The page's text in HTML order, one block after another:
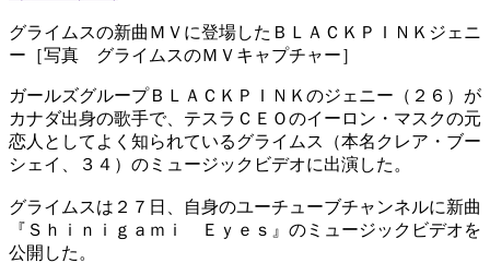
グライムスの新曲ＭＶに登場したＢＬＡＣＫＰＩＮＫジェニ
ー［写真 グライムスのＭＶキャプチャー］
ガールズグループＢＬＡＣＫＰＩＮＫのジェニー（２６）が
カナダ出身の歌手で、テスラＣＥＯのイーロン・マスクの元
恋人としてよく知られているグライムス（本名クレア・ブー
シェイ、３４）のミュージックビデオに出演した。
グライムスは２７日、自身のユーチューブチャンネルに新曲
『Ｓｈｉｎｉｇａｍｉ Ｅｙｅｓ』のミュージックビデオを
公開した。